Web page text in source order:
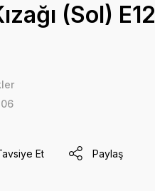
(Sol) E12
Et Paylaş